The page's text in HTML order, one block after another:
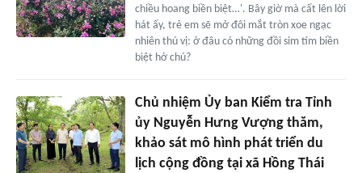
chiều hoang biền biệt…'. Bây giờ mà cất lên lời
hát ấy, trẻ em sẽ mở đôi mắt tròn xoe ngạc
nhiên thú vị: ở đâu có những đồi sim tím biền
biệt hở chú?
Chủ nhiệm Ủy ban Kiểm tra Tỉnh
ủy Nguyễn Hưng Vượng thăm,
khảo sát mô hình phát triển du
lịch cộng đồng tại xã Hồng Thái